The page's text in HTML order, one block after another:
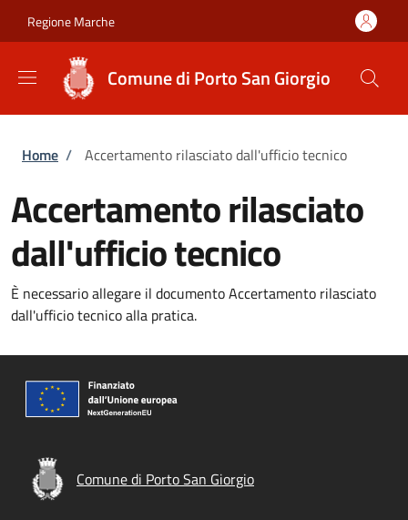
Regione Marche
Comune di Porto San Giorgio
Briciole di pane
Home / Accertamento rilasciato dall'ufficio tecnico
Accertamento rilasciato
dall'ufficio tecnico
È necessario allegare il documento Accertamento rilasciato
dall'ufficio tecnico alla pratica.
Comune di Porto San Giorgio